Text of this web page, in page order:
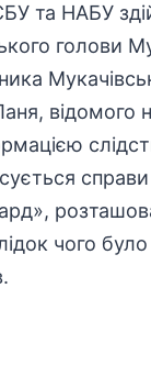
та НАБУ
голови
відомого
»,
чого